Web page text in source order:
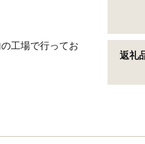
工場で行ってお
返礼